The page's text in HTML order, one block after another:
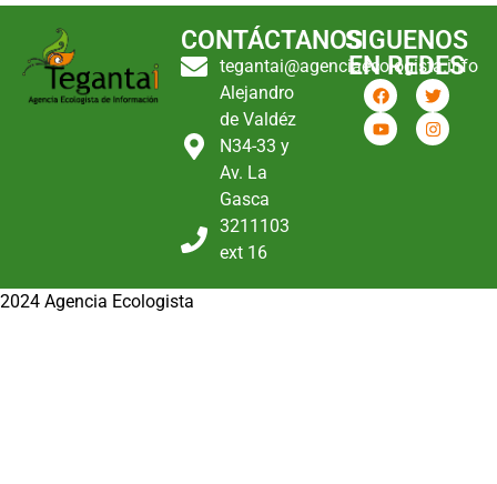
CONTÁCTANOS
tegantai@agenciaecologista.info
Alejandro
de Valdéz
N34-33 y
Av. La
Gasca
3211103
ext 16
SIGUENOS
EN REDES
2024 Agencia Ecologista